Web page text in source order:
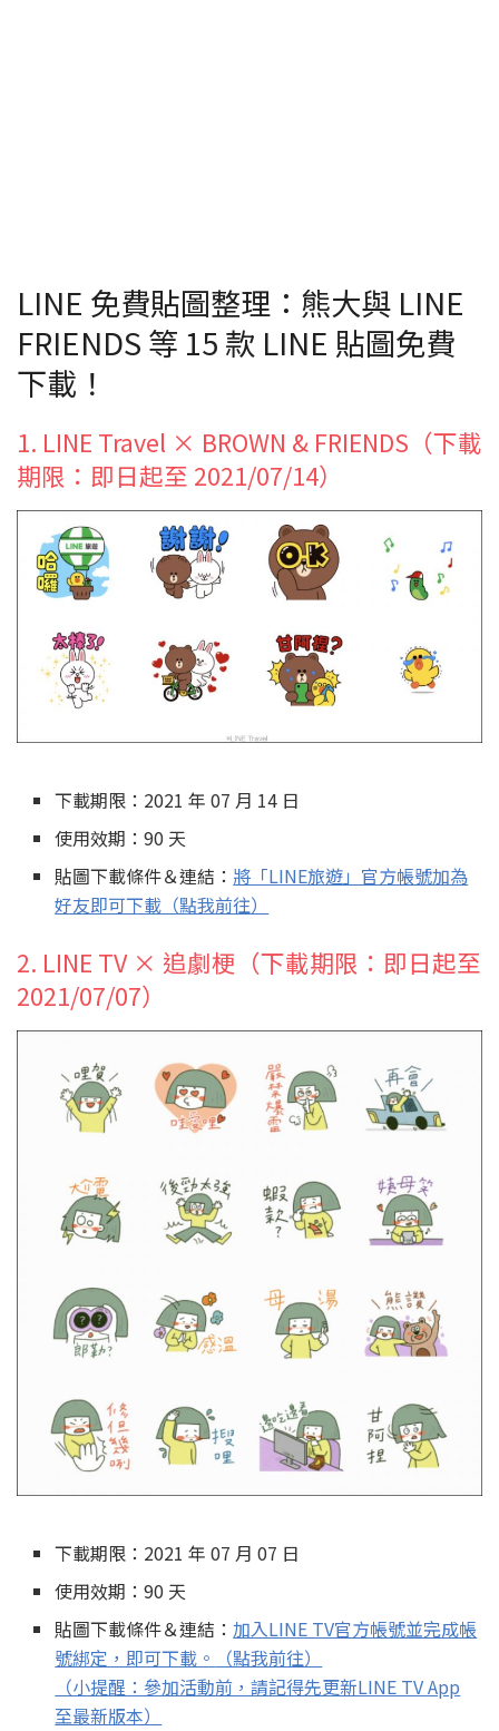
LINE 免費貼圖整理：熊大與 LINE
FRIENDS 等 15 款 LINE 貼圖免費
下載！
1. LINE Travel × BROWN & FRIENDS（下載
期限：即日起至 2021/07/14）
下載期限：2021 年 07 月 14 日
使用效期：90 天
貼圖下載條件＆連結： 將「LINE旅遊」官方帳號加為
好友即可下載（點我前往）
2. LINE TV × 追劇梗（下載期限：即日起至
2021/07/07）
下載期限：2021 年 07 月 07 日
使用效期：90 天
貼圖下載條件＆連結：加入LINE TV官方帳號並完成帳
號綁定，即可下載。
（點我前往）
（小提醒：參加活動前，請記得先更新LINE TV App
至最新版本）